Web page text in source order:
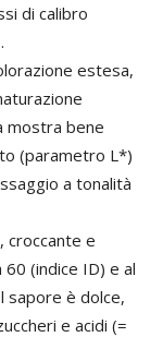
di calibro
estesa,
mostra bene
(parametro L*)
a tonalità
croccante e
(indice ID) e al
sapore è dolce,
e acidi (=